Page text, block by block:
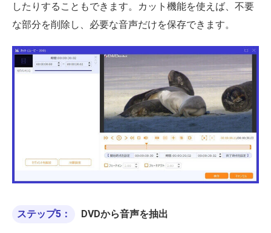
したりすることもできます。カット機能を使えば、不要
な部分を削除し、必要な音声だけを保存できます。
ステップ5： DVDから音声を抽出